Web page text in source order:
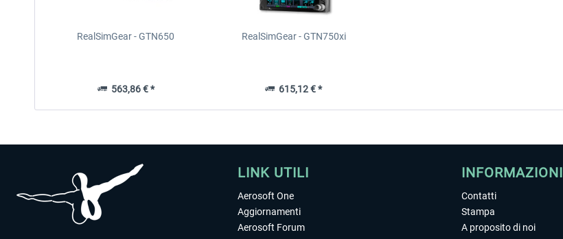
RealSimGear - GTN650
563,86 € *
RealSimGear - GTN750xi
615,12 € *
LINK UTILI
Aerosoft One
Aggiornamenti
Aerosoft Forum
INFORMAZIONI
Contatti
Stampa
A proposito di noi